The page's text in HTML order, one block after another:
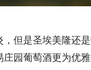
但是圣埃美隆还
园葡萄酒更为优